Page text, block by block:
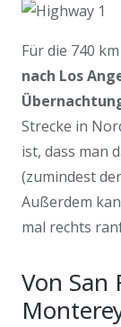
Für die 740
nach Los
Strecke in
ist, dass man
(zumindest
Außerdem
mal rechts
Von San